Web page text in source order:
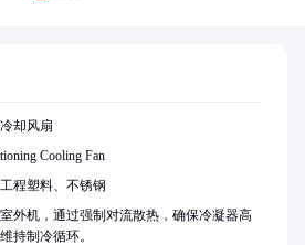
却风扇
Cooling Fan
程塑料、不锈钢
外机，通过强制对流散热，确保冷凝器高
持制冷循环。